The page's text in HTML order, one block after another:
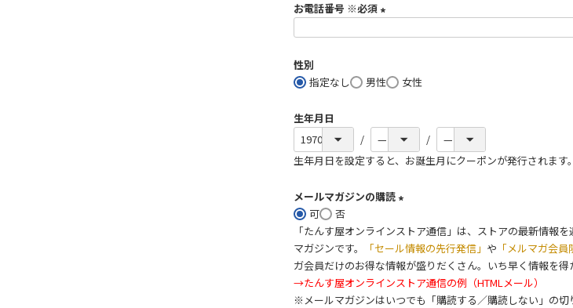
お電話番号 ※必須
)
性別
指定なし
男性 女性
生年月日
生年月日を設定すると、お誕生月にクーポンが発行されます。
メールマガジンの購読
必
須
)
可
否
「たんす屋オンラインストア通信」は、ストアの最新情報
マガジンです。
「セール情報の先行発信」 や 「メルマガ会
ガ会員だけのお得な情報が盛りだくさん。いち早く情報を得
→たんす屋オンラインストア通信の例（HTMLメール）
※メールマガジンはいつでも「購読する／購読しない」の切